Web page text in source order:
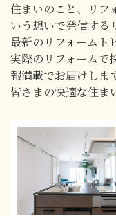
住まいのこと、リフ
いう想いで発信する
最新のリフォームト
実際のリフォームで
報満載でお届けしま
皆さまの快適な住ま